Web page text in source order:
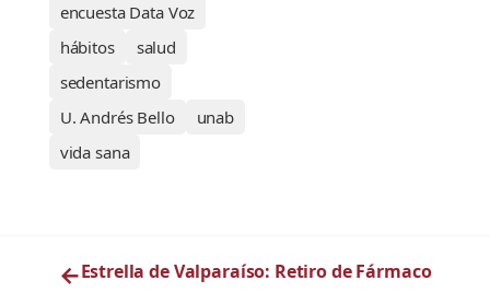
encuesta Data Voz
hábitos
salud
sedentarismo
U. Andrés Bello
unab
vida sana
←Estrella de Valparaíso: Retiro de Fármaco